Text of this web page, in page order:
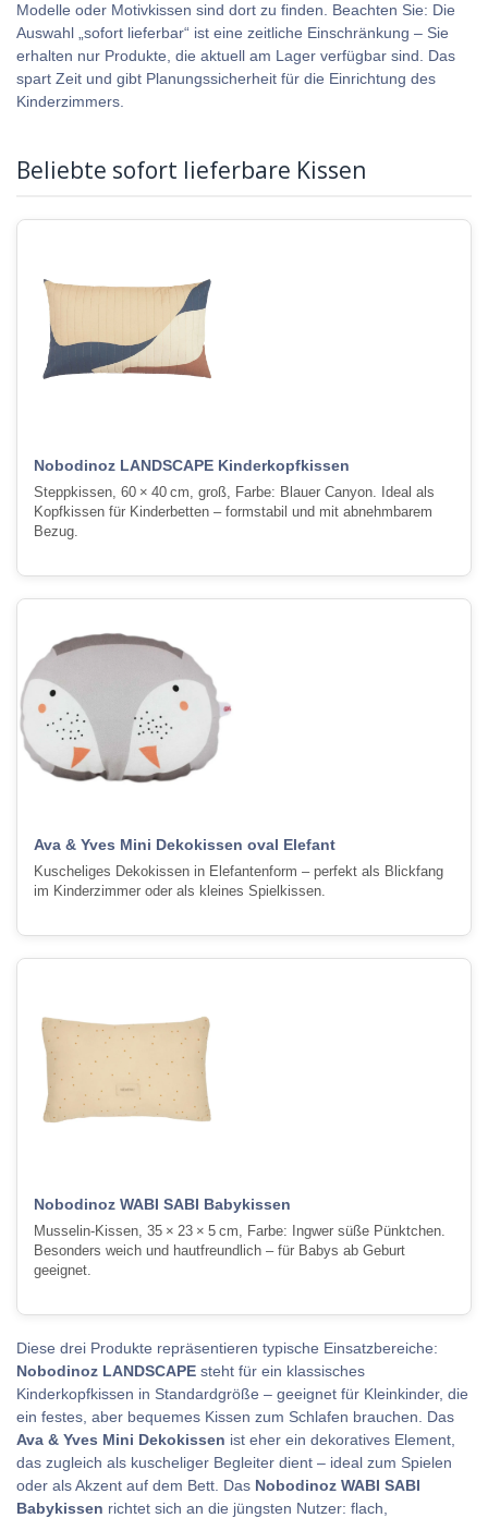
Modelle oder Motivkissen sind dort zu finden. Beachten Sie: Die
Auswahl „sofort lieferbar“ ist eine zeitliche Einschränkung – Sie
erhalten nur Produkte, die aktuell am Lager verfügbar sind. Das
spart Zeit und gibt Planungssicherheit für die Einrichtung des
Kinderzimmers.
Beliebte sofort lieferbare Kissen
Nobodinoz LANDSCAPE Kinderkopfkissen
Steppkissen, 60 × 40 cm, groß, Farbe: Blauer Canyon. Ideal als
Kopfkissen für Kinderbetten – formstabil und mit abnehmbarem
Bezug.
Ava & Yves Mini Dekokissen oval Elefant
Kuscheliges Dekokissen in Elefantenform – perfekt als Blickfang
im Kinderzimmer oder als kleines Spielkissen.
Nobodinoz WABI SABI Babykissen
Musselin-Kissen, 35 × 23 × 5 cm, Farbe: Ingwer süße Pünktchen.
Besonders weich und hautfreundlich – für Babys ab Geburt
geeignet.
Diese drei Produkte repräsentieren typische Einsatzbereiche:
Nobodinoz LANDSCAPE steht für ein klassisches
Kinderkopfkissen in Standardgröße – geeignet für Kleinkinder, die
ein festes, aber bequemes Kissen zum Schlafen brauchen. Das
Ava & Yves Mini Dekokissen ist eher ein dekoratives Element,
das zugleich als kuscheliger Begleiter dient – ideal zum Spielen
oder als Akzent auf dem Bett. Das Nobodinoz WABI SABI
Babykissen richtet sich an die jüngsten Nutzer: flach,